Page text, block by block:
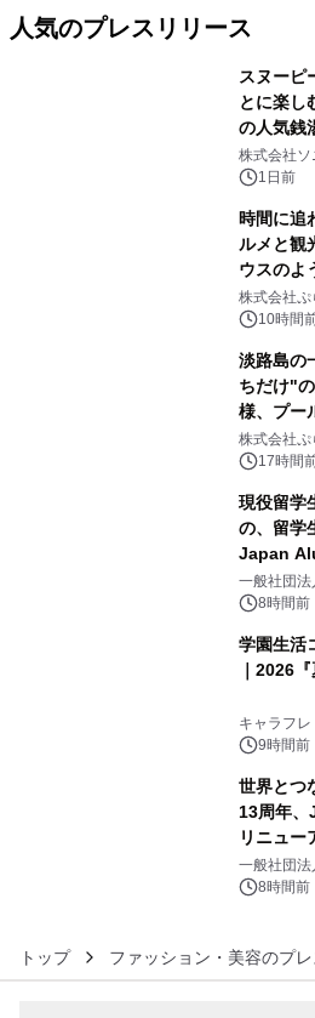
人気のプレスリリース
スヌーピ
とに楽
の人気銭
ラボレー
ボグッズ
株式会社
1日前
時間に追
ルメと観
ウスのよ
サウナも
得な素泊
株式会社ぷ
10時間
淡路島の
ちだけ"
様、プー
きで Villa
素泊りプ
株式会社ぷ
17時間
現役留学
の、留学
Japan
をリリー
一般社団
8時間前
学園生活
｜2026
キャラフ
デザインズ
9時間前
世界とつ
13周年、
リニュー
一般社団
8時間前
トップ ファッション・美容のプ